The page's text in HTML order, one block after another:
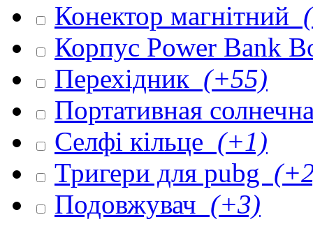
Конектор магнітний
Корпус Power Bank
Перехідник (+55)
Портативная
Селфі кільце (+1)
Тригери для pubg
Подовжувач (+3)